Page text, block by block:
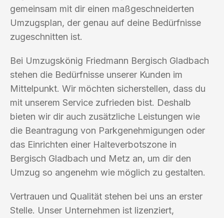
gemeinsam mit dir einen maßgeschneiderten
Umzugsplan, der genau auf deine Bedürfnisse
zugeschnitten ist.
Bei Umzugskönig Friedmann Bergisch Gladbach
stehen die Bedürfnisse unserer Kunden im
Mittelpunkt. Wir möchten sicherstellen, dass du
mit unserem Service zufrieden bist. Deshalb
bieten wir dir auch zusätzliche Leistungen wie
die Beantragung von Parkgenehmigungen oder
das Einrichten einer Halteverbotszone in
Bergisch Gladbach und Metz an, um dir den
Umzug so angenehm wie möglich zu gestalten.
Vertrauen und Qualität stehen bei uns an erster
Stelle. Unser Unternehmen ist lizenziert,